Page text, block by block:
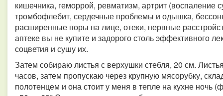
кишечника, геморрой, ревматизм, артрит (воспаление
тромбофлебит, сердечные проблемы и одышка,
расширенные поры на лице, отеки, нервные
аптеке вы не купите и задорого столь эффективного
соцветия и сушу их.
Затем собираю листья с верхушки стебля, 20 см.
часов, затем пропускаю через крупную мясорубку,
полотенцем и она стоит у меня в тепле на кухне ночь